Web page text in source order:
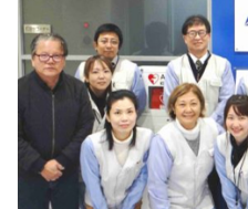
就活成功ガイド
プラン
個人向けプラン
法人向けプラン